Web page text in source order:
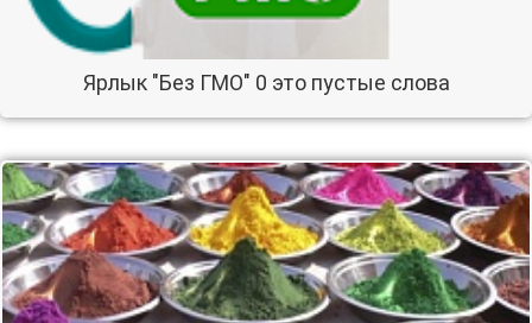
Ярлык "Без ГМО" 0 это пустые слова